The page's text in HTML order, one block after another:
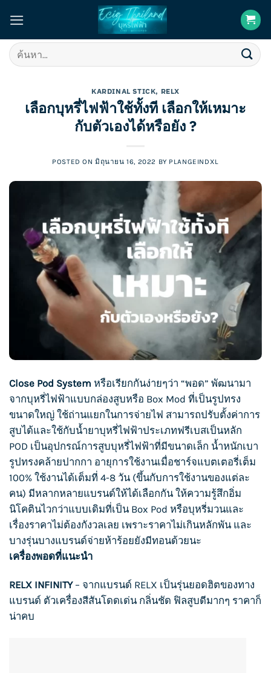
content
ค้นหา:
KARDINAL STICK, RELX
เลือกบุหรี่ไฟฟ้าใช้ทั้งที เลือกให้เหมาะ
กับตัวเองได้หรือยัง ?
POSTED ONมิถุนายน 16, 2022 BY PLANGEINDXL
Close Pod System หรือเรียกกันง่ายๆว่า “พอด” พัฒนามา
จากบุหรี่ไฟฟ้าแบบกล่องสูบหรือ Box Mod ที่เป็นรูปทรง
ขนาดใหญ่ ใช้ถ่านแยกในการจ่ายไฟ สามารถปรับตั้งค่าการ
สูบได้และใช้กับน้ำยาบุหรี่ไฟฟ้าประเภทฟรีเบสเป็นหลัก
POD เป็นอุปกรณ์การสูบบุหรี่ไฟฟ้าที่มีขนาดเล็ก น้ำหนักเบา
รูปทรงคล้ายปากกา อายุการใช้งานเมื่อชาร์จแบตเตอรี่เต็ม
100% ใช้งานได้เต็มที่ 4-8 วัน (ขึ้นกับการใช้งานของแต่ละ
คน) มีหลากหลายแบรนด์ให้ได้เลือกกัน ให้ความรู้สึกอิ่ม
นิโคตินไวกว่าแบบเดิมที่เป็น Box Pod หรือบุหรี่มวนและ
เรื่องราคาไม่ต้องกังวลเลย เพราะราคาไม่เกินหลักพัน และ
บางรุ่นบางแบรนด์จ่ายห้าร้อยยังมีทอนด้วยนะ
เครื่องพอดที่แนะนำ
RELX INFINITY– จากแบรนด์ RELX เป็นรุ่นยอดฮิตของทาง
แบรนด์ ตัวเครื่องสีสันโดดเด่น กลิ่นชัด ฟิลสูบดีมากๆ ราคาก็
น่าคบ